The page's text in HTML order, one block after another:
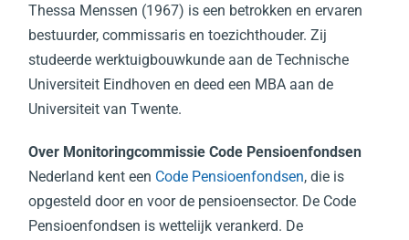
Thessa Menssen (1967) is een betrokken en ervaren
bestuurder, commissaris en toezichthouder. Zij
studeerde werktuigbouwkunde aan de Technische
Universiteit Eindhoven en deed een MBA aan de
Universiteit van Twente.
Over Monitoringcommissie Code Pensioenfondsen
Nederland kent een Code Pensioenfondsen, die is
opgesteld door en voor de pensioensector. De Code
Pensioenfondsen is wettelijk verankerd. De